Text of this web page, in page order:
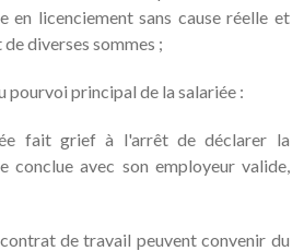
en licenciement sans cause réelle et
diverses sommes ;
pourvoi principal de la salariée :
fait grief à l'arrêt de déclarer la
conclue avec son employeur valide,
de travail peuvent convenir du